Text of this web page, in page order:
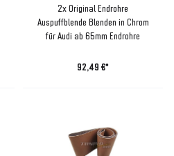
2x Original Endrohre
Auspuffblende Blenden in Chrom
für Audi ab 65mm Endrohre
92,49 €*